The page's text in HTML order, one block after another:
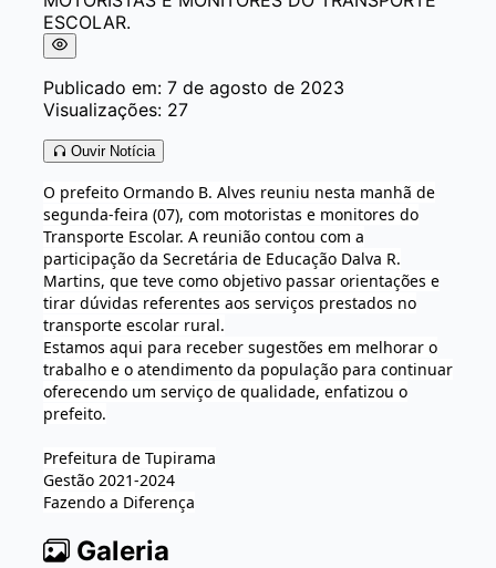
Publicado em: 7 de agosto de 2023
Visualizações: 27
Ouvir Notícia
O prefeito Ormando B. Alves reuniu nesta manhã de
segunda-feira (07), com motoristas e monitores do
Transporte Escolar. A reunião contou com a
participação da Secretária de Educação Dalva R.
Martins, que teve como objetivo passar orientações e
tirar dúvidas referentes aos serviços prestados no
transporte escolar rural.
Estamos aqui para receber sugestões em melhorar o
trabalho e o atendimento da população para continuar
oferecendo um serviço de qualidade, enfatizou o
prefeito.
Prefeitura de Tupirama
Gestão 2021-2024
Fazendo a Diferença
Galeria